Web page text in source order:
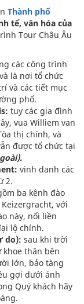
Thành phố
tế, văn hóa của
Tour Châu Âu
các công trình
là nơi tổ chức
và các tiết mục
phố.
tuy các gia đình
vua Williem van
thị chính, và
được tổ chức tại
vinh danh các
2.
ba kênh đào
với
này, nối liền
lộ chính.
do): sau khi trời
thân bên
lớn, bảo tàng
gợi dưới ánh
Quý khách hãy